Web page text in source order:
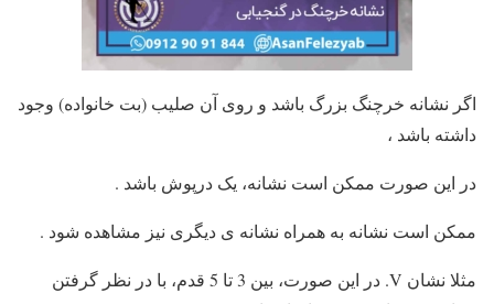
اگر نشانه خرچنگ بزرگ باشد و روی آن صلیب (بت خانواده) وجود
داشته باشد ،
در این صورت ممکن است نشانه، یک درپوش باشد .
ممکن است نشانه به همراه نشانه ی دیگری نیز مشاهده شود .
مثلا نشان V. در این صورت، بین 3 تا 5 قدم، با در نظر گرفتن